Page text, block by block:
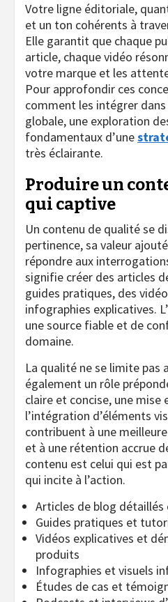
Votre ligne éditoriale,
et un ton cohérents à
Elle garantit que chaque
article, chaque vidéo
votre marque et les
Pour approfondir ces
comment les intégrer
globale, une exploration
fondamentaux d’une
très éclairante.
Produire un
qui captive
Un contenu de qualité se
pertinence, sa valeur
répondre aux
signifie créer des articles
guides pratiques, des
infographies explicatives.
une source fiable et de
domaine.
La qualité ne se limite pas
également un rôle
claire et concise, une mise
l’intégration d’éléments
contribuent à une
et à une rétention accrue
contenu est celui qui est
qui incite à l’action.
Articles de blog
Guides pratiques et
Vidéos explicatives et
produits
Infographies et visuels
Études de cas et